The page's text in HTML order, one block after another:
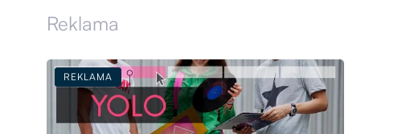
Reklama
REKLAMA